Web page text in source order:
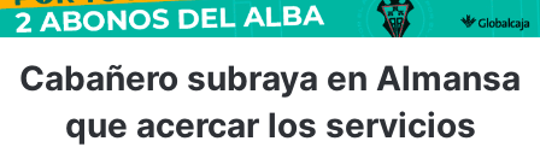
Cabañero subraya en Almansa
que acercar los servicios